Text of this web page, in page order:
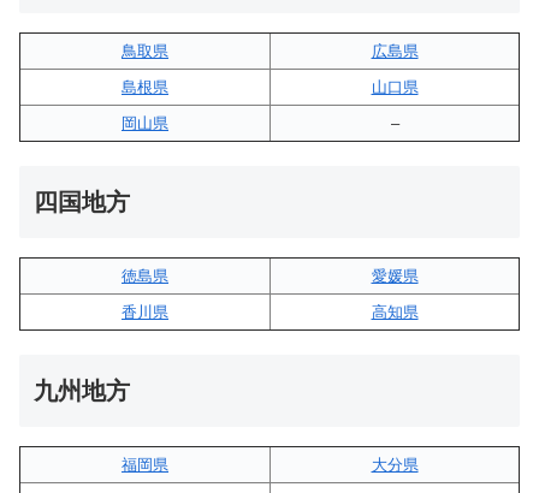
鳥取県
広島県
島根県
山口県
岡山県
–
四国地方
徳島県
愛媛県
香川県
高知県
九州地方
福岡県
大分県